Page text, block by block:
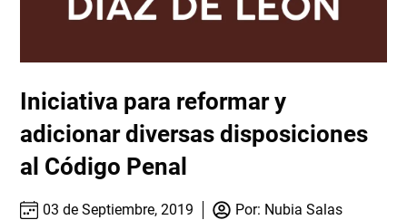
Iniciativa para reformar y
adicionar diversas disposiciones
al Código Penal
03 de Septiembre, 2019 Por: Nubia Salas